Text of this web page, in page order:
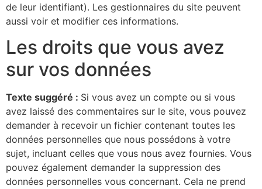
de leur identifiant). Les gestionnaires du site peuvent
aussi voir et modifier ces informations.
Les droits que vous avez
sur vos données
Texte suggéré : Si vous avez un compte ou si vous
avez laissé des commentaires sur le site, vous pouvez
demander à recevoir un fichier contenant toutes les
données personnelles que nous possédons à votre
sujet, incluant celles que vous nous avez fournies. Vous
pouvez également demander la suppression des
données personnelles vous concernant. Cela ne prend